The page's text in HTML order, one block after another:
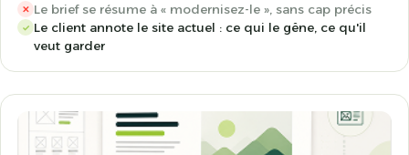
✕ Le brief se résume à « modernisez-le », sans cap précis
✓ Le client annote le site actuel : ce qui le gêne, ce qu'il
veut garder